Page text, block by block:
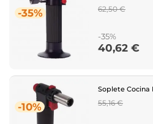
-35%
Regular
62,50 €
-35%
Price
40,62 €
-10%
Soplete Cocina
Regular
55,16 €